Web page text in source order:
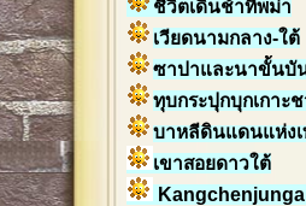
ชีวิตเดินช้าที่พม่า
เวียดนามกลาง-ใต้
ซาปาและนาขั้นบั
ทุบกระปุกบุกเกาะ
บาหลีดินแดนแห่งเ
เขาสอยดาวใต้